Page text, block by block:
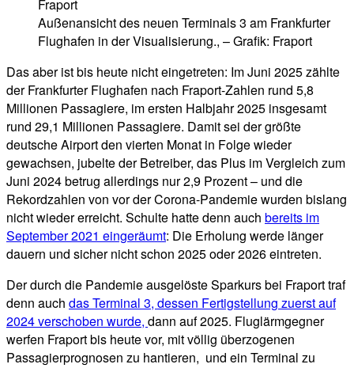
Außenansicht des neuen Terminals 3 am Frankfurter
Flughafen in der Visualisierung., – Grafik: Fraport
Das aber ist bis heute nicht eingetreten: Im Juni 2025 zählte
der Frankfurter Flughafen nach Fraport-Zahlen rund 5,8
Millionen Passagiere, im ersten Halbjahr 2025 insgesamt
rund 29,1 Millionen Passagiere. Damit sei der größte
deutsche Airport den vierten Monat in Folge wieder
gewachsen, jubelte der Betreiber, das Plus im Vergleich zum
Juni 2024 betrug allerdings nur 2,9 Prozent – und die
Rekordzahlen von vor der Corona-Pandemie wurden bislang
nicht wieder erreicht. Schulte hatte denn auch bereits im
September 2021 eingeräumt: Die Erholung werde länger
dauern und sicher nicht schon 2025 oder 2026 eintreten.
Der durch die Pandemie ausgelöste Sparkurs bei Fraport traf
denn auch das Terminal 3, dessen Fertigstellung zuerst auf
2024 verschoben wurde, dann auf 2025. Fluglärmgegner
werfen Fraport bis heute vor, mit völlig überzogenen
Passagierprognosen zu hantieren, und ein Terminal zu